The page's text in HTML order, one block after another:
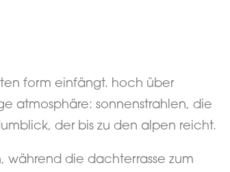
form einfängt. hoch über
atmosphäre: sonnenstrahlen, die
der bis zu den alpen reicht.
die dachterrasse zum